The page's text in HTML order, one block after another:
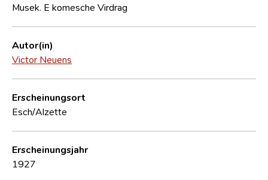
CNL
Forschungsgruppe
Kontakt
Musek. E komesche Virdrag
Autor(in)
Victor Neuens
Erscheinungsort
Esch/Alzette
Erscheinungsjahr
1927